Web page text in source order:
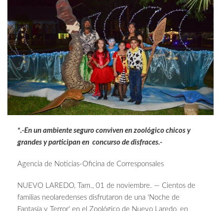
*.-En un ambiente seguro conviven en zoológico chicos y
grandes y participan en concurso de disfraces.-
Agencia de Noticias-Oficina de Corresponsales
NUEVO LAREDO, Tam., 01 de noviembre. — Cientos de
familias neolaredenses disfrutaron de una ‘Noche de
Fantasía y Terror’ en el Zoológico de Nuevo Laredo, en